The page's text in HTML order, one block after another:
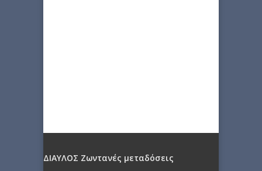
ΔΙΑΥΛΟΣ Ζωντανές μεταδόσεις